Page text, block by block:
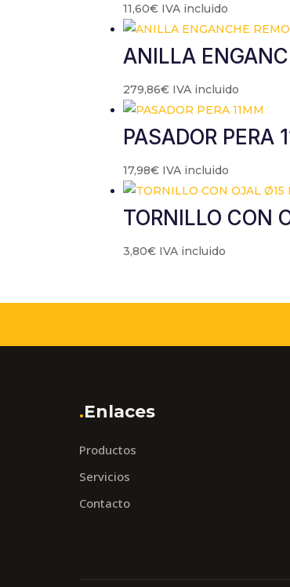
11,60€ IVA incluido
ANILLA
279,86€ IVA incluido
PASADOR PERA
17,98€ IVA incluido
TORNILLO CON
3,80€ IVA incluido
.Enlaces
Productos
Servicios
Contacto